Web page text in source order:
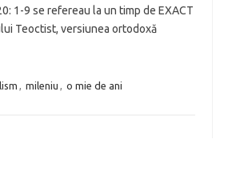
1-9 se refereau la un timp de EXACT
Teoctist, versiunea ortodoxă
, mileniu , o mie de ani